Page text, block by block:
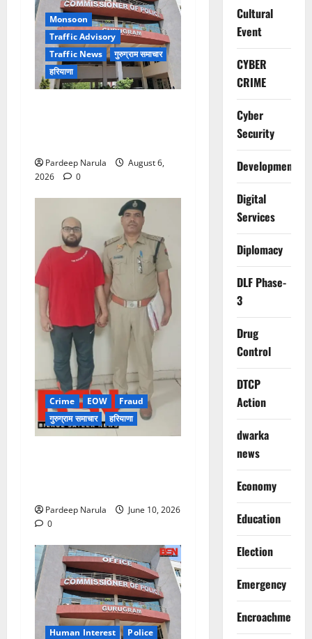
Monsoon
Traffic Advisory
Traffic News
गुरुग्राम समाचार
हरियाणा
Pardeep Narula
August 6,
2026
0
Crime EOW
Fraud
गुरुग्राम समाचार
हरियाणा
Pardeep Narula
June 10, 2026
0
Human Interest
Police
Cultural
Event
CYBER
CRIME
Cyber
Security
Development
Digital
Services
Diplomacy
DLF Phase-
3
Drug
Control
DTCP
Action
dwarka
news
Economy
Education
Election
Emergency
Encroachment